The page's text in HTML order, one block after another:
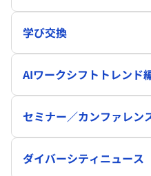
学び交換
AIワークシフトトレンド
セミナー／カンファレン
ダイバーシティニュース